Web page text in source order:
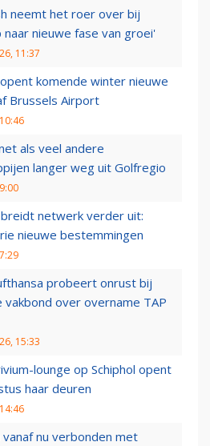
neemt het roer over bij
naar nieuwe fase van groei'
11:37
komende winter nieuwe
Brussels Airport
als veel andere
langer weg uit Golfregio
breidt netwerk verder uit:
nieuwe bestemmingen
probeert onrust bij
vakbond over overname TAP
15:33
lounge op Schiphol opent
haar deuren
vanaf nu verbonden met